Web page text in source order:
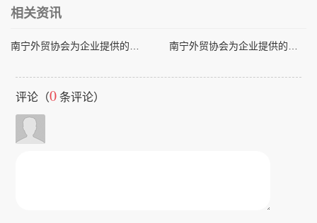
相关资讯
南宁外贸协会为企业提供的官网建设与网站设计解决方案 南宁外贸协会为企业提供的官网建设与网站设计解决方案
评论（0 条评论）